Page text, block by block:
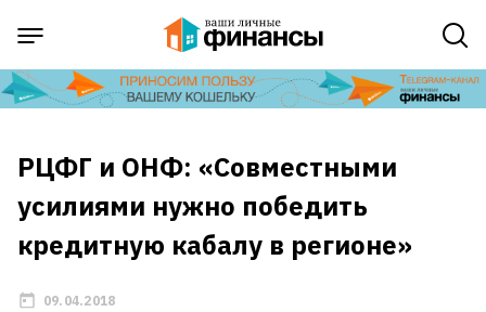
РЦФГ и ОНФ: «Совместными
усилиями нужно победить
кредитную кабалу в регионе»
09.04.2018